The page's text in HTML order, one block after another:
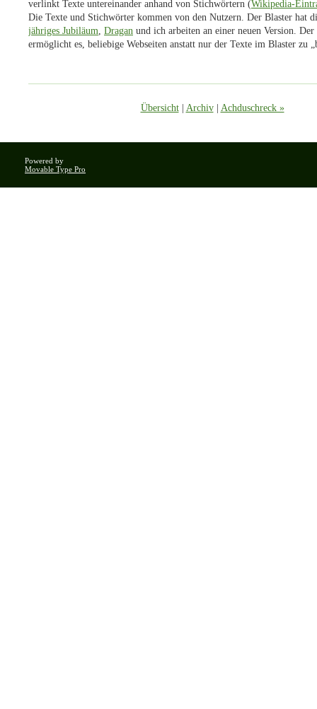
verlinkt Texte untereinander anhand von Stichwörtern (Wikipedia-
Die Texte und Stichwörter kommen von den Nutzern. Der Blaster hat
jähriges Jubiläum Dragan und ich arbeiten an einer neuen Version. Der
ermöglicht es, beliebige Webseiten anstatt nur der Texte im Blaster zu
Übersicht| Archiv| Achduschreck »
Powered by
Movable Type Pro